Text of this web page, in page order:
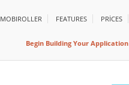
MOBIROLLER FEATURES PRİCES
Begin Building Your Application